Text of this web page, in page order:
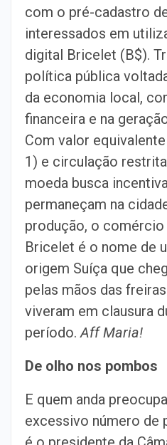
com o pré-cadastro
interessados em
digital Bricelet (B$).
política pública
da economia local,
financeira e na
Com valor
1) e circulação
moeda busca
permaneçam na
produção, o
Bricelet é o nome de
origem Suíça que
pelas mãos das
viveram em clausura
período.Aff Maria!
De olho nos pombos
E quem anda
excessivo número de